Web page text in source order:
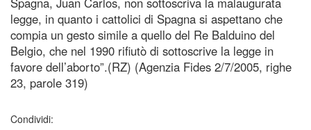
legge, in quanto i cattolici di Spagna si aspettano che
compia un gesto simile a quello del Re Balduino del
Belgio, che nel 1990 rifiutò di sottoscrive la legge in
favore dell’aborto”.(RZ) (Agenzia Fides 2/7/2005, righe
23, parole 319)
Condividi: